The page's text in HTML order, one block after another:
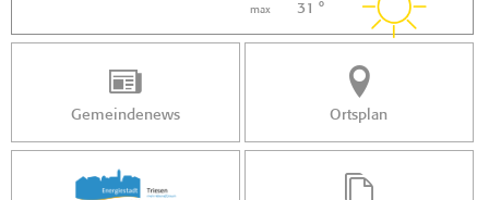
max 31 °
Gemeindenews Ortsplan